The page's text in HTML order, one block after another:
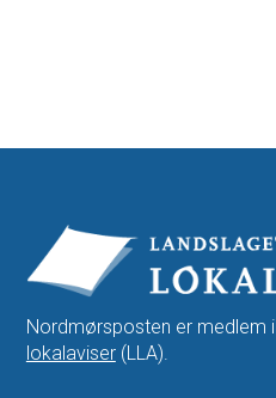
Nordmørsposten er medlem i
lokalaviser(LLA).